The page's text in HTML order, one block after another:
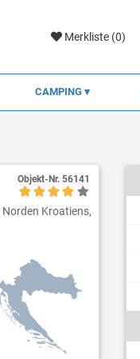
Merkliste (0)
CAMPING
Kroatiens,
Objekt-Nr.56141